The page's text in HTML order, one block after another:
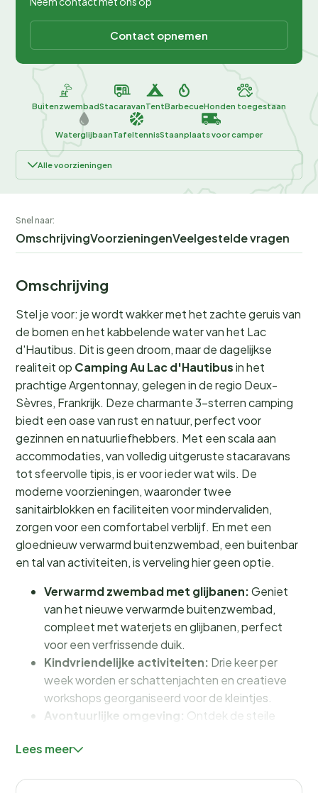
Contact opnemen
BuitenzwembadStacaravanTentBarbecueHonden toegestaan
WaterglijbaanTafeltennisStaanplaats voor camper
Alle voorzieningen
Snel naar:
OmschrijvingVoorzieningenVeelgestelde vragen
Omschrijving
Stel je voor: je wordt wakker met het zachte geruis van
de bomen en het kabbelende water van het Lac
d'Hautibus. Dit is geen droom, maar de dagelijkse
realiteit op Camping Au Lac d'Hautibusin het
prachtige Argentonnay, gelegen in de regio Deux-
Sèvres, Frankrijk. Deze charmante 3-sterren camping
biedt een oase van rust en natuur, perfect voor
gezinnen en natuurliefhebbers. Met een scala aan
accommodaties, van volledig uitgeruste stacaravans
tot sfeervolle tipis, is er voor ieder wat wils. De
moderne voorzieningen, waaronder twee
sanitairblokken en faciliteiten voor mindervaliden,
zorgen voor een comfortabel verblijf. En met een
gloednieuw verwarmd buitenzwembad, een buitenbar
en tal van activiteiten, is verveling hier geen optie.
Verwarmd zwembad met glijbanen:Geniet
van het nieuwe verwarmde buitenzwembad,
compleet met waterjets en glijbanen, perfect
voor een verfrissende duik.
Kindvriendelijke activiteiten: Drie keer per
week worden er schattenjachten en creatieve
workshops georganiseerd voor de kleintjes.
Avontuurlijke omgeving: Ontdek de steile
wandel- en fietsroutes.
Lees meer